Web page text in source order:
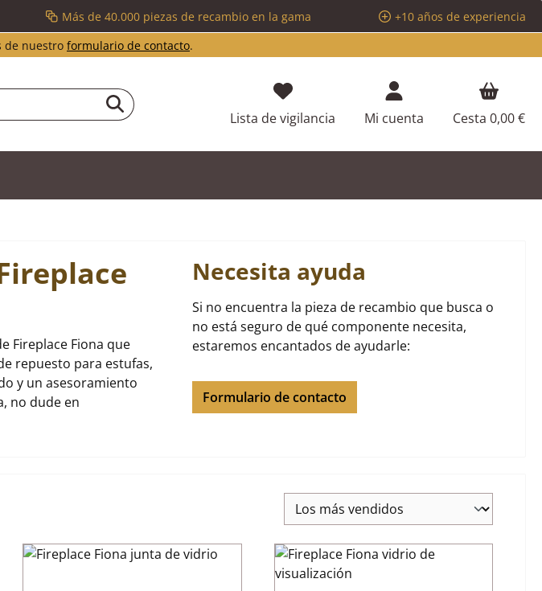
Más de 40.000 piezas de recambio en la gama
+10 años de experiencia
de nuestro formulario de contacto.
Lista de vigilancia Tienes 0 artículos en tu lista de
Mi cuenta Cesta 0,00 €
Fireplace Fiona que
repuesto para estufas,
y un asesoramiento
no dude en
Necesita ayuda
Si no encuentra la pieza de recambio que busca o
no está seguro de qué componente necesita,
estaremos encantados de ayudarle:
Formulario de contacto